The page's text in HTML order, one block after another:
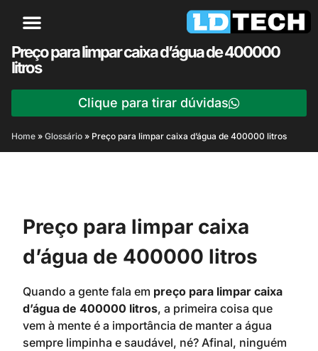
Preço para limpar caixa d’água de 400000
litros
Clique para tirar dúvidas
Home » Glossário » Preço para limpar caixa d’água de 400000 litros
Preço para limpar caixa
d’água de 400000 litros
Quando a gente fala em preço para limpar caixa
d’água de 400000 litros, a primeira coisa que
vem à mente é a importância de manter a água
sempre limpinha e saudável, né? Afinal, ninguém